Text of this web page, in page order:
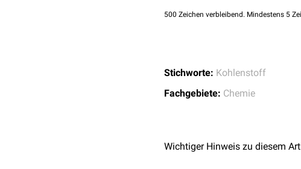
500 Zeichen verbleibend. Mindestens 5
Stichworte: Kohlenstoff
Fachgebiete: Chemie
Wichtiger Hinweis zu diesem